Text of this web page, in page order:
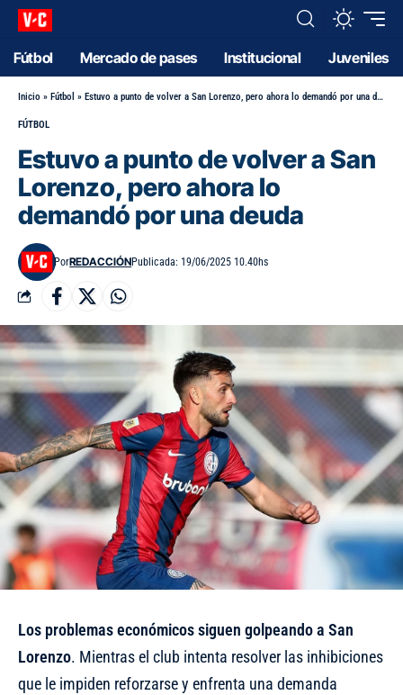
Fútbol Mercado de pases Institucional Juveniles
Inicio » Fútbol » Estuvo a punto de volver a San Lorenzo, pero ahora lo demandó por una deuda
FÚTBOL
Estuvo a punto de volver a San
Lorenzo, pero ahora lo
demandó por una deuda
PorREDACCIÓNPublicada: 19/06/2025 10.40hs
Los problemas económicos siguen golpeando a San
Lorenzo. Mientras el club intenta resolver las inhibiciones
que le impiden reforzarse y enfrenta una demanda